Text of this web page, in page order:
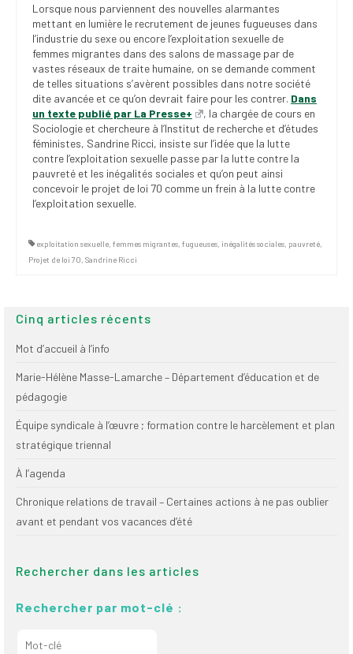
Publications
Nouvelles du
SPPEUQAM
Communiqués
SPPEUQAM@ctualités
et Bilans
Négociation
SCCUQ info
Lorsque nous parviennent des nouvelles alarmantes
mettant en lumière le recrutement de jeunes fugueuses dans
l’industrie du sexe ou encore l’exploitation sexuelle de
femmes migrantes dans des salons de massage par de
vastes réseaux de traite humaine, on se demande comment
de telles situations s’avèrent possibles dans notre société
dite avancée et ce qu’on devrait faire pour les contrer. Dans
un texte publié par La Presse+
, la chargée de cours en
Sociologie et chercheure à l’Institut de recherche et d’études
féministes, Sandrine Ricci, insiste sur l’idée que la lutte
contre l’exploitation sexuelle passe par la lutte contre la
pauvreté et les inégalités sociales et qu’on peut ainsi
concevoir le projet de loi 70 comme un frein à la lutte contre
l’exploitation sexuelle.
exploitation sexuelle, femmes migrantes, fugueuses, inégalités sociales, pauvreté,
Projet de loi 70, Sandrine Ricci
Cinq articles récents
Mot d’accueil à l’info
Marie-Hélène Masse-Lamarche – Département d’éducation et de
pédagogie
Équipe syndicale à l’œuvre ; formation contre le harcèlement et plan
stratégique triennal
À l’agenda
Chronique relations de travail – Certaines actions à ne pas oublier
avant et pendant vos vacances d’été
Rechercher dans les articles
Rechercher par mot-clé :